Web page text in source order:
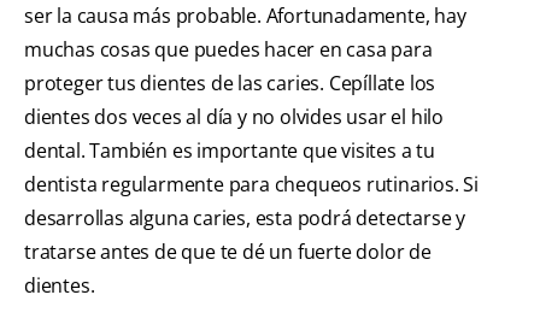
ser la causa más probable. Afortunadamente, hay
muchas cosas que puedes hacer en casa para
proteger tus dientes de las caries. Cepíllate los
dientes dos veces al día y no olvides usar el hilo
dental. También es importante que visites a tu
dentista regularmente para chequeos rutinarios. Si
desarrollas alguna caries, esta podrá detectarse y
tratarse antes de que te dé un fuerte dolor de
dientes.